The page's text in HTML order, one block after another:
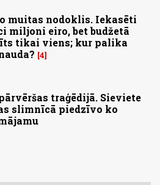
muitas nodoklis. Iekasēti
miljoni eiro, bet budžetā
tikai viens; kur palika
4
traģēdijā. Sieviete
slimnīcā piedzīvo ko